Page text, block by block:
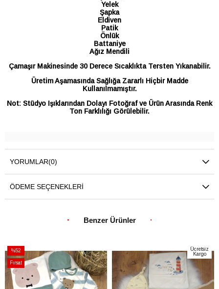
Yelek
Şapka
Eldiven
Patik
Önlük
Battaniye
Ağız Mendili
Çamaşır Makinesinde 30 Derece Sıcaklıkta Tersten Yıkanabilir.
Üretim Aşamasında Sağlığa Zararlı Hiçbir Madde
Kullanılmamıştır.
Not: Stüdyo Işıklarından Dolayı Fotoğraf ve Ürün Arasında Renk
Ton Farklılığı Görülebilir.
YORUMLAR(0)
ÖDEME SEÇENEKLERI
Benzer Ürünler
%52
İndirim
%52İndirim
Fırsat
Ürünü
Ücretsiz
Kargo